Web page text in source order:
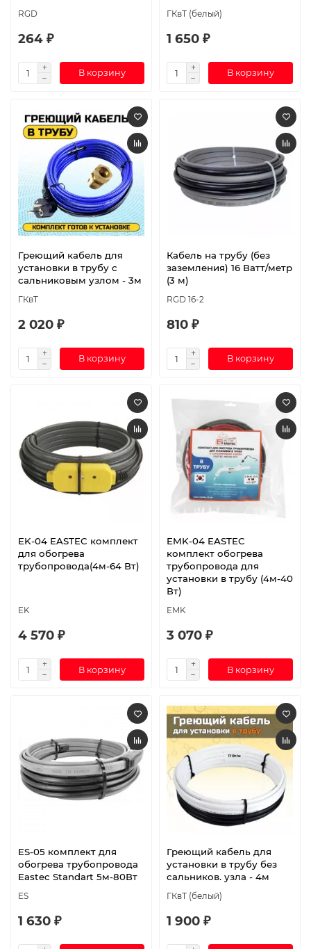
RGD
264 ₽
В корзину
ГКвТ (белый)
1 650 ₽
В корзину
Греющий кабель для
установки в трубу с
сальниковым узлом - 3м
ГКвТ
2 020 ₽
В корзину
Кабель на трубу (без
заземления) 16 Ватт/метр
(3 м)
RGD 16-2
810 ₽
В корзину
EK-04 EASTEC комплект
для обогрева
трубопровода(4м-64 Вт)
EK
4 570 ₽
В корзину
EMK-04 EASTEC
комплект обогрева
трубопровода для
установки в трубу (4м-40
Вт)
EMK
3 070 ₽
В корзину
ES-05 комплект для
обогрева трубопровода
Eastec Standart 5м-80Вт
ES
1 630 ₽
Греющий кабель для
установки в трубу без
сальников. узла - 4м
ГКвТ (белый)
1 900 ₽